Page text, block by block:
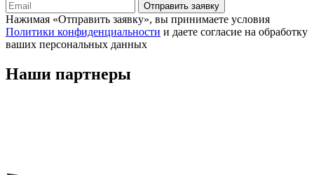
Отправить заявку
Нажимая «Отправить заявку», вы принимаете условия
Политики конфиденциальности и даете согласие на обработку
ваших персональных данных
Наши партнеры